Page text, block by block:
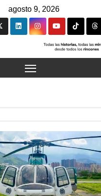
agosto 9, 2026